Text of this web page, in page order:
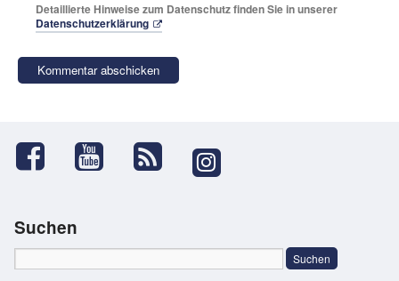
Detaillierte Hinweise zum Datenschutz finden Sie in unserer
Datenschutzerklärung
Suchen